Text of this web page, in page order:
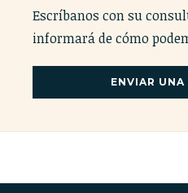
Escríbanos con su
informará de cómo
ENVIAR UNA